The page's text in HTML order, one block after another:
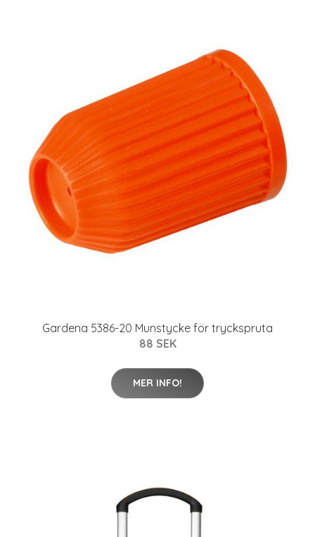
Gardena 5386-20 Munstycke för tryckspruta
88 SEK
MER INFO!